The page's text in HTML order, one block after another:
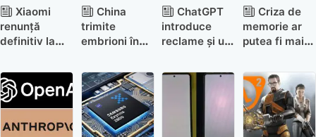
Xiaomi
renunță
definitiv la
MIUI
China
trimite
embrioni în
a studia
reproducerea
în
microgravitație
ChatGPT
introduce
reclame și un
abonament
ieftin. Cât
costă planul
Criza de
memorie ar
putea fi mai
am crezut:
am putea
resimți
efectele până
în 2031